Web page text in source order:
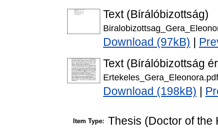
Text (Bírálóbizottság)
Download (97kB)
Text (Bírálóbizottság
Ertekeles_Gera_Eleonora.pdf
Download (198kB)
Item Type: Thesis (Doctor of the